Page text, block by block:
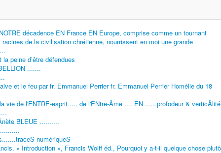
décadence EN France EN Europe, comprise comme un tournant
de la civilisation chrétienne, nourrissent en moi une grande
peine d’être défendues
.......
et le feu par fr. Emmanuel Perrier fr. Emmanuel Perrier Homélie du 18
vie de l'ENTRE-esprit .... de l'ENtre-Âme .... EN ..... profodeur & verticÂlité
BLEUE ..........
numériqueS
« Introduction », Francis Wolff éd., Pourquoi y a-t-il quelque chose